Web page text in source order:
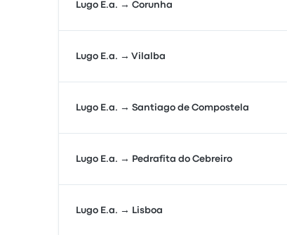
Lugo E.a. → Corunha
Lugo E.a. → Vilalba
Lugo E.a. → Santiago de Compostela
Lugo E.a. → Pedrafita do Cebreiro
Lugo E.a. → Lisboa